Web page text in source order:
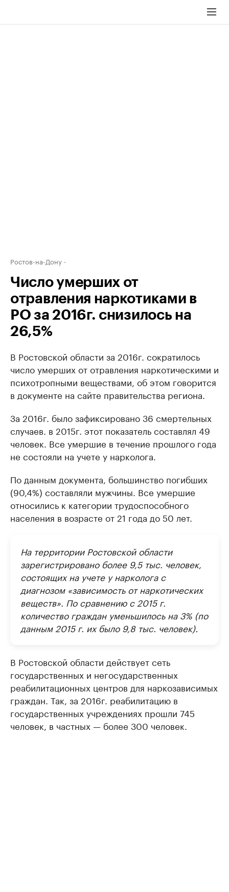
Ростов-на-Дону
Число умерших от
отравления наркотиками в
РО за 2016г. снизилось на
26,5%
В Ростовской области за 2016г. сократилось
число умерших от отравления наркотическими и
психотропными веществами, об этом говорится
в документе на сайте правительства региона.
За 2016г. было зафиксировано 36 смертельных
случаев. в 2015г. этот показатель составлял 49
человек. Все умершие в течение прошлого года
не состояли на учете у нарколога.
По данным документа, большинство погибших
(90,4%) составляли мужчины. Все умершие
относились к категории трудоспособного
населения в возрасте от 21 года до 50 лет.
На территории Ростовской области
зарегистрировано более 9,5 тыс. человек,
состоящих на учете у нарколога с
диагнозом «зависимость от наркотических
веществ». По сравнению с 2015 г.
количество граждан уменьшилось на 3% (по
данным 2015 г. их было 9,8 тыс. человек).
В Ростовской области действует сеть
государственных и негосударственных
реабилитационных центров для наркозависимых
граждан. Так, за 2016г. реабилитацию в
государственных учреждениях прошли 745
человек, в частных — более 300 человек.